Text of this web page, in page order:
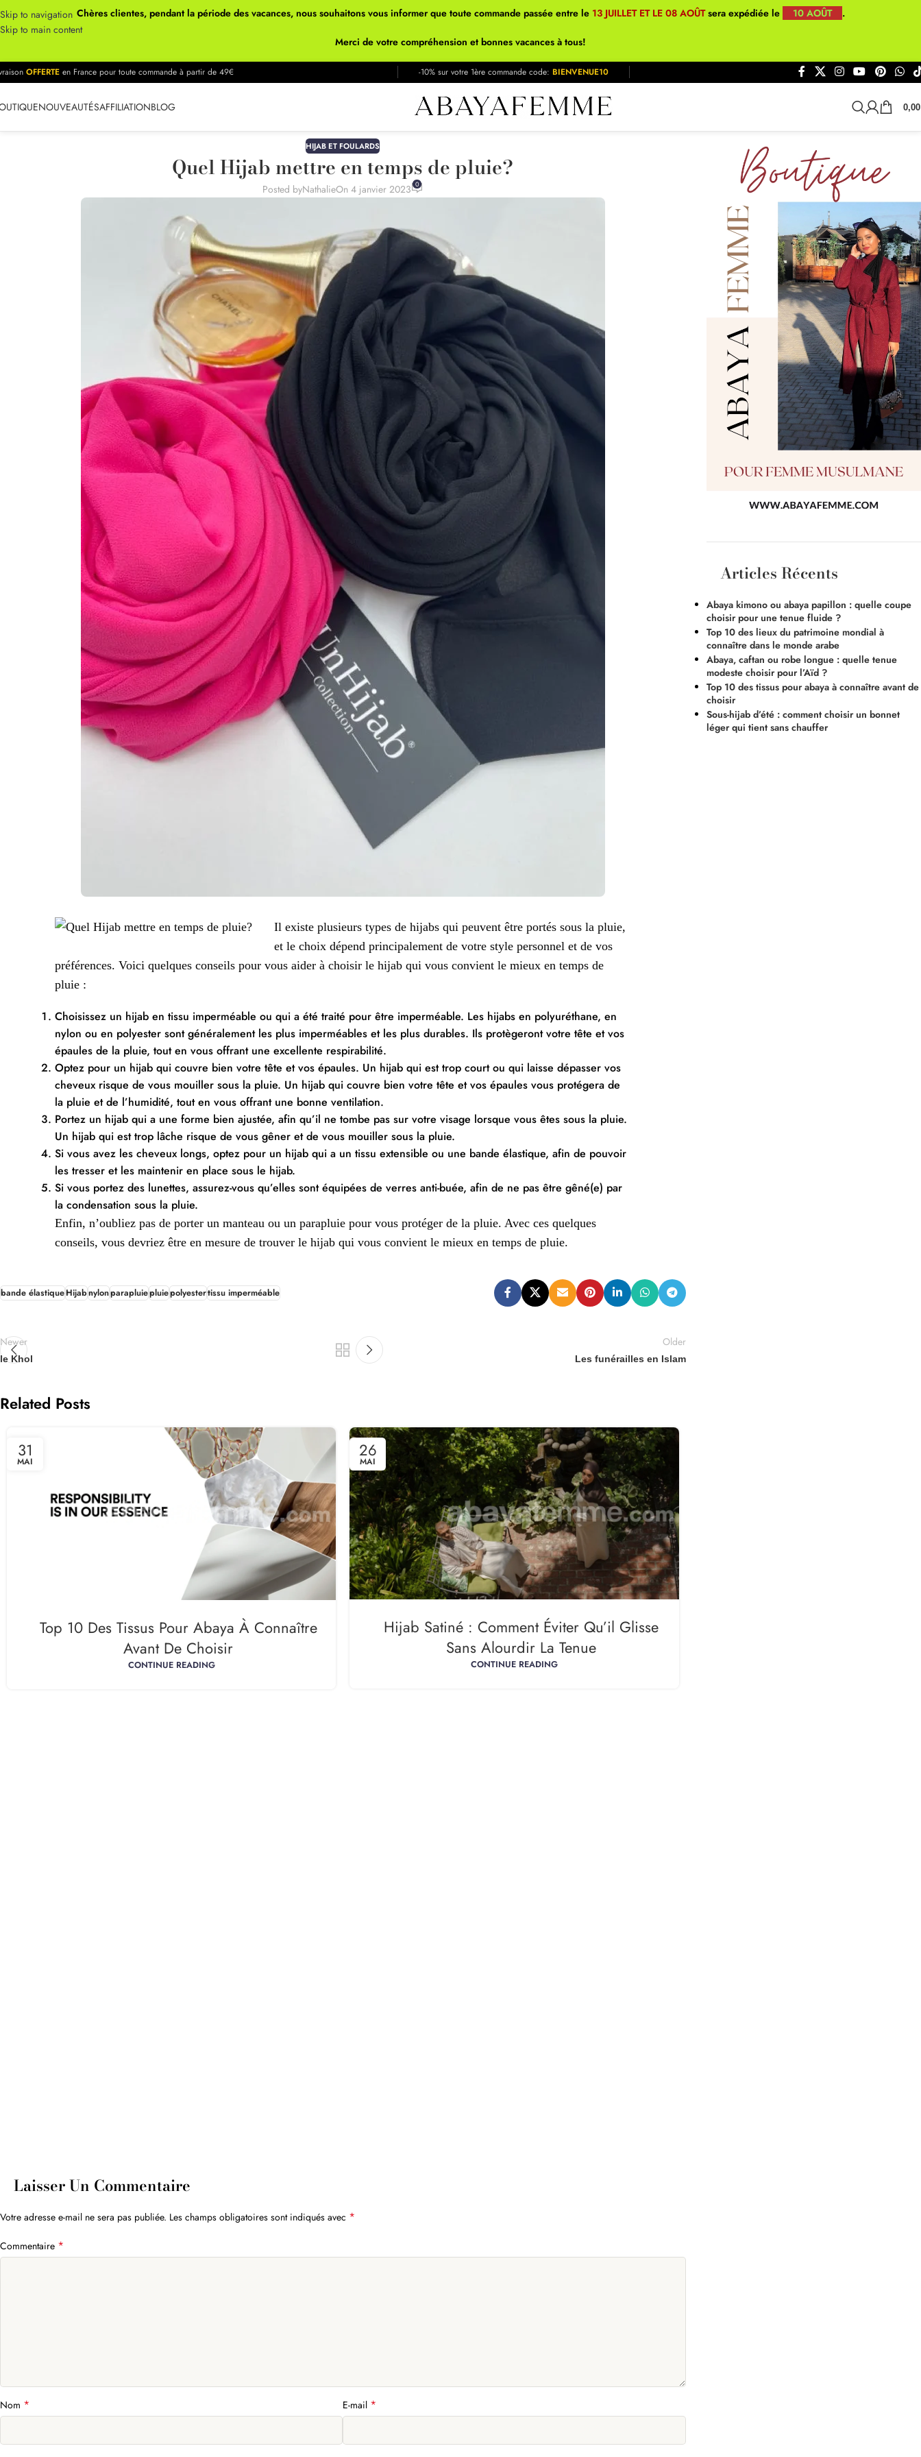
Skip to navigation
Skip to main content
Chères clientes, pendant la période des vacances, nous souhaitons vous informer que toute commande passée entre le 13 JUILLET ET LE 08 AOÛTsera expédiée le 10 AOÛT .
Merci de votre compréhension et bonnes vacances à tous!
OFFERTE en France pour toute commande à partir de 49€ -10% sur votre 1ère commande code: BIENVENUE10
NOUVEAUTÉSAFFILIATIONBLOG
HIJAB ET FOULARDS
Quel Hijab mettre en temps de pluie?
Posted byNathalieOn 4 janvier 2023 0
Il existe plusieurs types de hijabs qui peuvent être portés sous la pluie,
et le choix dépend principalement de votre style personnel et de vos
préférences. Voici quelques conseils pour vous aider à choisir le hijab qui vous convient le mieux en temps de
pluie :
Choisissez un hijab en tissu imperméable ou qui a été traité pour être imperméable. Les hijabs en polyuréthane, en
nylon ou en polyester sont généralement les plus imperméables et les plus durables. Ils protègeront votre tête et vos
épaules de la pluie, tout en vous offrant une excellente respirabilité.
Optez pour un hijab qui couvre bien votre tête et vos épaules. Un hijab qui est trop court ou qui laisse dépasser vos
cheveux risque de vous mouiller sous la pluie. Un hijab qui couvre bien votre tête et vos épaules vous protégera de
la pluie et de l’humidité, tout en vous offrant une bonne ventilation.
Portez un hijab qui a une forme bien ajustée, afin qu’il ne tombe pas sur votre visage lorsque vous êtes sous la pluie.
Un hijab qui est trop lâche risque de vous gêner et de vous mouiller sous la pluie.
Si vous avez les cheveux longs, optez pour un hijab qui a un tissu extensible ou une bande élastique, afin de pouvoir
les tresser et les maintenir en place sous le hijab.
Si vous portez des lunettes, assurez-vous qu’elles sont équipées de verres anti-buée, afin de ne pas être gêné(e) par
la condensation sous la pluie.
Enfin, n’oubliez pas de porter un manteau ou un parapluie pour vous protéger de la pluie. Avec ces quelques
conseils, vous devriez être en mesure de trouver le hijab qui vous convient le mieux en temps de pluie.
bande élastiqueHijabnylonparapluiepluiepolyestertissu imperméable
Newer
le Khol
Older
Les funérailles en Islam
Related Posts
31
MAI
Top 10 Des Tissus Pour Abaya À Connaître
Avant De Choisir
CONTINUE READING
26
MAI
Hijab Satiné : Comment Éviter Qu’il Glisse
Sans Alourdir La Tenue
CONTINUE READING
Laisser Un Commentaire
Votre adresse e-mail ne sera pas publiée. Les champs obligatoires sont indiqués avec *
Commentaire *
Nom * E-mail *
Articles Récents
Abaya kimono ou abaya papillon : quelle coupe
choisir pour une tenue fluide ?
Top 10 des lieux du patrimoine mondial à
connaître dans le monde arabe
Abaya, caftan ou robe longue : quelle tenue
modeste choisir pour l’Aïd ?
Top 10 des tissus pour abaya à connaître avant de
choisir
Sous-hijab d’été : comment choisir un bonnet
léger qui tient sans chauffer